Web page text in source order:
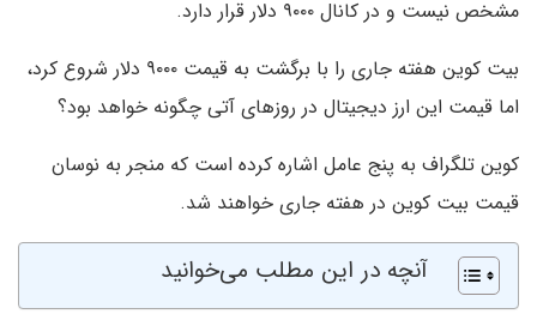
مشخص نیست و در کانال ۹۰۰۰ دلار قرار دارد.
بیت کوین هفته جاری را با برگشت به قیمت ۹۰۰۰ دلار شروع کرد،
اما قیمت این ارز دیجیتال در روزهای آتی چگونه خواهد بود؟
کوین تلگراف به پنج عامل اشاره کرده است که منجر به نوسان
قیمت بیت کوین در هفته جاری خواهند شد.
آنچه در این مطلب می‌خوانید